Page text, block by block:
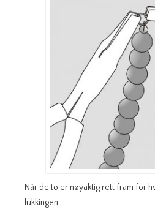
Når de to er nøyaktig rett fram for
lukkingen.